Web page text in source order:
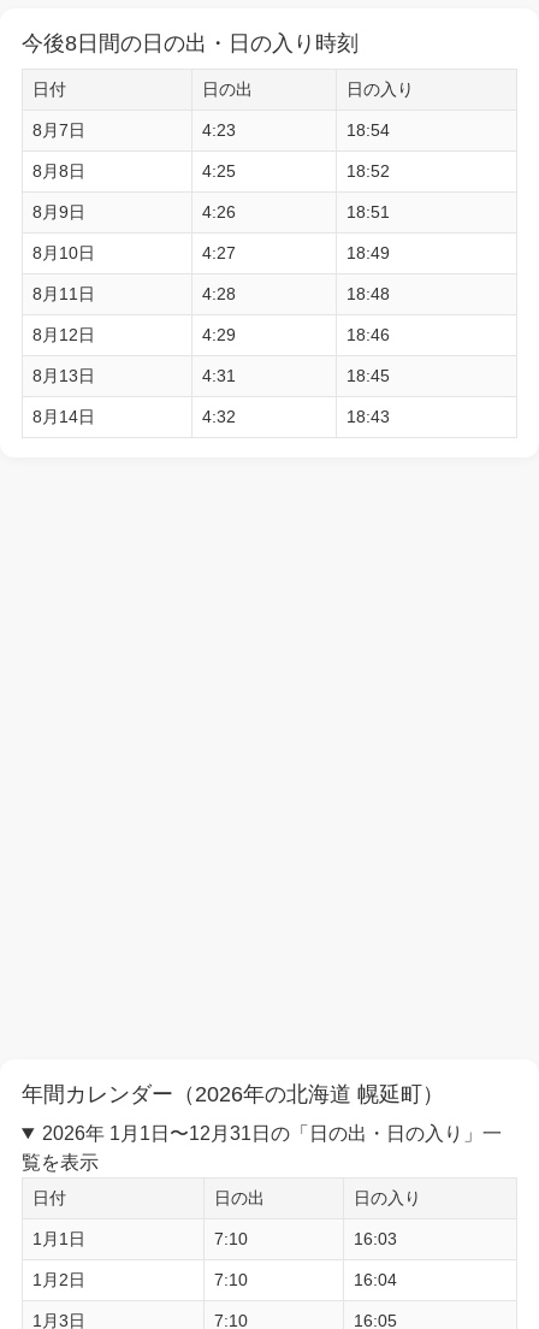
今後8日間の日の出・日の入り時刻
日付 日の出 日の入り
8月7日 4:23 18:54
8月8日 4:25 18:52
8月9日 4:26 18:51
8月10日 4:27 18:49
8月11日 4:28 18:48
8月12日 4:29 18:46
8月13日 4:31 18:45
8月14日 4:32 18:43
年間カレンダー（2026年の北海道 幌延町）
2026年 1月1日〜12月31日の「日の出・日の入り」一
覧を表示
日付 日の出 日の入り
1月1日 7:10 16:03
1月2日 7:10 16:04
1月3日 7:10 16:05